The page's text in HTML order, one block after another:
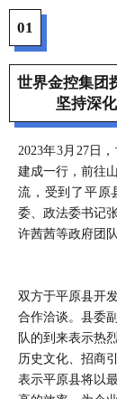
01
世界金控集团
坚持深
2023年3月27日
建成一行，前往
流，受到了平原
委、政法委书记
许茜茜等政府团
双方于平原县开
合作洽谈。县委
队的到来表示热
历史文化、招商
表示平原县将以